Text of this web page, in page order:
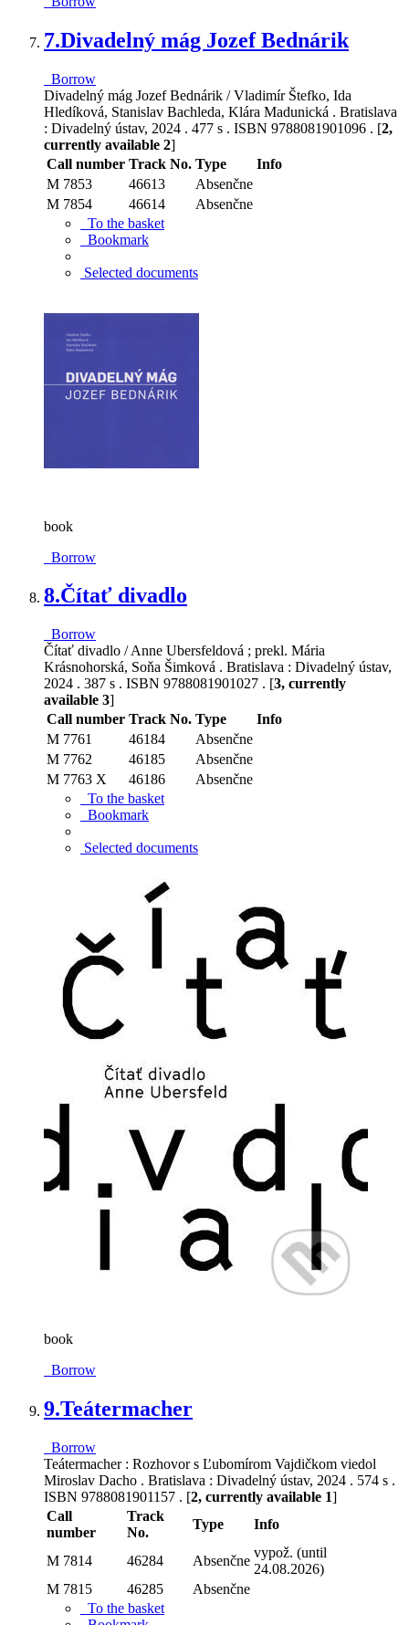
7.Divadelný mág Jozef Bednárik
Borrow
Divadelný mág Jozef Bednárik / Vladimír Štefko, Ida
Hledíková, Stanislav Bachleda, Klára Madunická . Bratislava
: Divadelný ústav, 2024 . 477 s . ISBN 9788081901096 . [2,
currently available 2]
Call number Track No. Type
Info
M 7853
46613
Absenčne
M 7854
46614
Absenčne
To the basket
Bookmark
Selected documents
book
Borrow
8.Čítať divadlo
Borrow
Čítať divadlo / Anne Ubersfeldová ; prekl. Mária
Krásnohorská, Soňa Šimková . Bratislava : Divadelný ústav,
2024 . 387 s . ISBN 9788081901027 . [3, currently
available 3]
Call number Track No. Type
Info
M 7761
46184
Absenčne
M 7762
46185
Absenčne
M 7763 X
46186
Absenčne
To the basket
Bookmark
Selected documents
book
Borrow
9.Teátermacher
Borrow
Teátermacher : Rozhovor s Ľubomírom Vajdičkom viedol
Miroslav Dacho . Bratislava : Divadelný ústav, 2024 . 574 s .
ISBN 9788081901157 . [2, currently available 1]
Call
number
Track
No.
Type Info
M 7814 46284 Absenčne
vypož. (until
24.08.2026)
M 7815
46285
Absenčne
To the basket